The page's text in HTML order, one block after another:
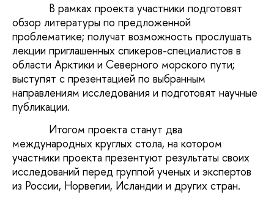
В рамках проекта участники подготовят
обзор литературы по предложенной
проблематике; получат возможность прослушать
лекции приглашенных спикеров-специалистов в
области Арктики и Северного морского пути;
выступят с презентацией по выбранным
направлениям исследования и подготовят научные
публикации.
Итогом проекта станут два
международных круглых стола, на котором
участники проекта презентуют результаты своих
исследований перед группой ученых и экспертов
из России, Норвегии, Исландии и других стран.